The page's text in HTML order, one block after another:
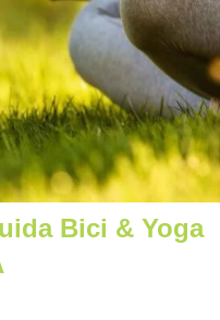
Bici & Yoga